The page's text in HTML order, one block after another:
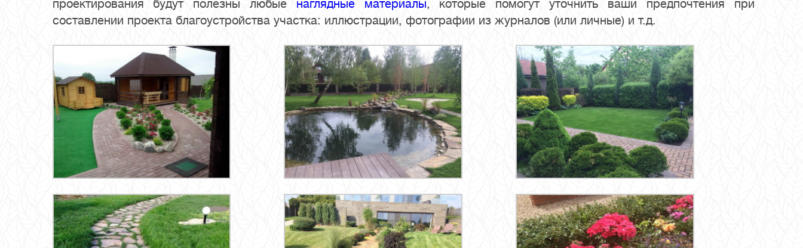
проектирования будут полезны любые наглядные материалы, которые помогут уточнить ваши предпочтения при
составлении проекта благоустройства участка: иллюстрации, фотографии из журналов (или личные) и т.д.